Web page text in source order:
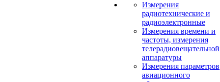
Измерения
радиотехнические и
радиоэлектронные
Измерения времени и
частоты, измерения
телерадиовещательной
аппаратуры
Измерения параметров
авиационного